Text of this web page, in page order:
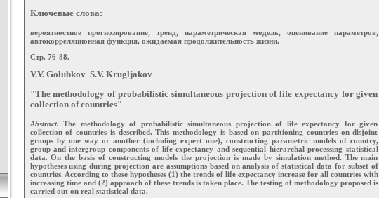
Ключевые слова:
вероятностное прогнозирование, тренд, параметрическая модель, оценивание параметров,
автокорреляционная функция, ожидаемая продолжительность жизни.
Стр. 76-88.
V.V. Golubkov S.V. Krugljakov
"The methodology of probabilistic simultaneous projection of life expectancy for given
collection of countries"
Abstract. The methodology of probabilistic simultaneous projection of life expectancy for given
collection of countries is described. This methodology is based on partitioning countries on disjoint
groups by one way or another (including expert one), constructing parametric models of country,
group and intergroup components of life expectancy and sequential hierarchal processing statistical
data. On the basis of constructing models the projection is made by simulation method. The main
hypotheses using during projection are assumptions based on analysis of statistical data for subset of
countries. According to these hypotheses (1) the trends of life expectancy increase for all countries with
increasing time and (2) approach of these trends is taken place. The testing of methodology proposed is
carried out on real statistical data.